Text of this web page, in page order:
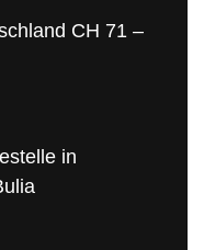
CH 71 –
in